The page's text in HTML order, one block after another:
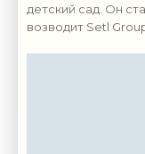
детский сад. Он
возводит Setl